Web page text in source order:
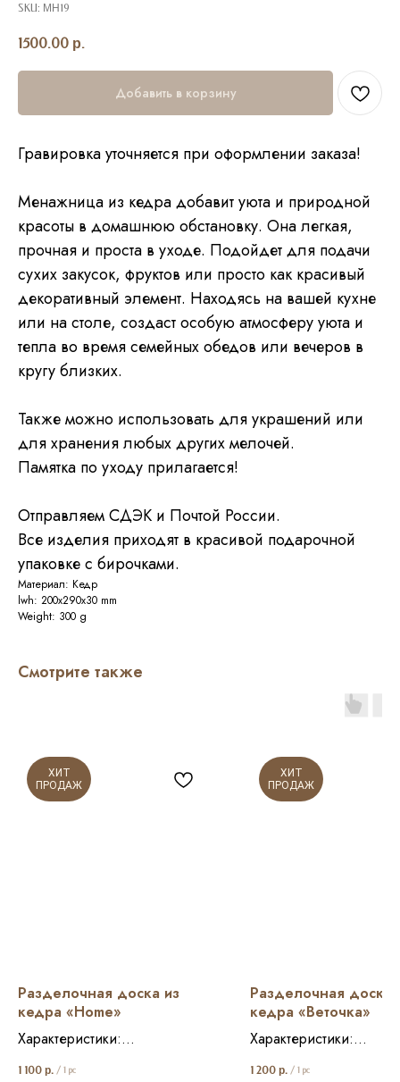
SKU: МН19
1500.00 р.
Добавить в корзину
Гравировка уточняется при оформлении заказа!
Менажница из кедра добавит уюта и природной
красоты в домашнюю обстановку. Она легкая,
прочная и проста в уходе. Подойдет для подачи
сухих закусок, фруктов или просто как красивый
декоративный элемент. Находясь на вашей кухне
или на столе, создаст особую атмосферу уюта и
тепла во время семейных обедов или вечеров в
кругу близких.
Также можно использовать для украшений или
для хранения любых других мелочей.
Памятка по уходу прилагается!
Отправляем СДЭК и Почтой России.
Все изделия приходят в красивой подарочной
упаковке с бирочками.
Материал: Кедр
lwh: 200x290x30 mm
Weight: 300 g
Смотрите также
ХИТ
ПРОДАЖ
Разделочная доска из
кедра «Home»
Характеристики:
Размер: 17*27 см и 19*30 см
1 100 р. / 1 pc
ХИТ
ПРОДАЖ
Разделочная доска
кедра «Веточка»
Характеристики:
Размер: 19*39,6 см
1 200 р. / 1 pc